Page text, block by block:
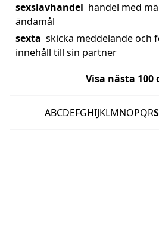
sexslavhandel handel med
ändamål
sexta skicka meddelande och
innehåll till sin partner
Visa nästa 100
ABCDEFGHIJKLMNOPQRS